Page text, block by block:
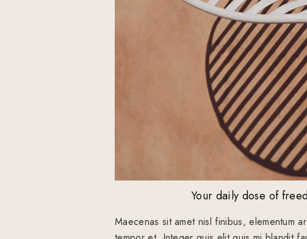
Your daily dose of
Maecenas sit amet nisl finibus, elementum